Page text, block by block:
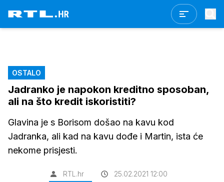
OSTALO
Jadranko je napokon kreditno sposoban,
ali na što kredit iskoristiti?
Glavina je s Borisom došao na kavu kod
Jadranka, ali kad na kavu dođe i Martin, ista će
nekome prisjesti.
RTL.hr 25.02.2021 12:00